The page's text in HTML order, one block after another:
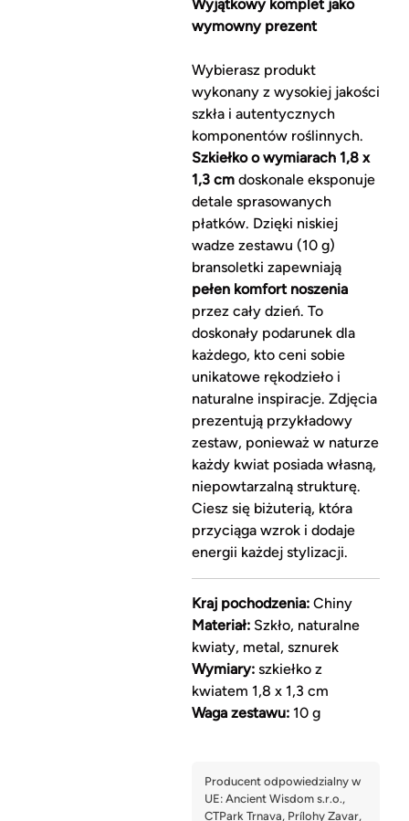
Wyjątkowy komplet jako
wymowny prezent
Wybierasz produkt
wykonany z wysokiej jakości
szkła i autentycznych
komponentów roślinnych.
Szkiełko o wymiarach 1,8 x
1,3 cmdoskonale eksponuje
detale sprasowanych
płatków. Dzięki niskiej
wadze zestawu (10 g)
bransoletki zapewniają
pełen komfort noszenia
przez cały dzień. To
doskonały podarunek dla
każdego, kto ceni sobie
unikatowe rękodzieło i
naturalne inspiracje. Zdjęcia
prezentują przykładowy
zestaw, ponieważ w naturze
każdy kwiat posiada własną,
niepowtarzalną strukturę.
Ciesz się biżuterią, która
przyciąga wzrok i dodaje
energii każdej stylizacji.
Kraj pochodzenia:Chiny
Materiał:Szkło, naturalne
kwiaty, metal, sznurek
Wymiary:szkiełko z
kwiatem 1,8 x 1,3 cm
Waga zestawu:10 g